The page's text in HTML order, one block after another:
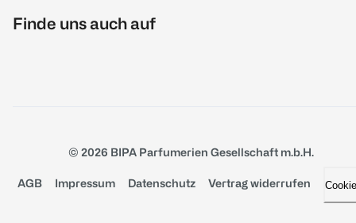
Finde uns auch auf
© 2026 BIPA Parfumerien Gesellschaft m.b.H.
AGB Impressum Datenschutz Vertrag widerrufen